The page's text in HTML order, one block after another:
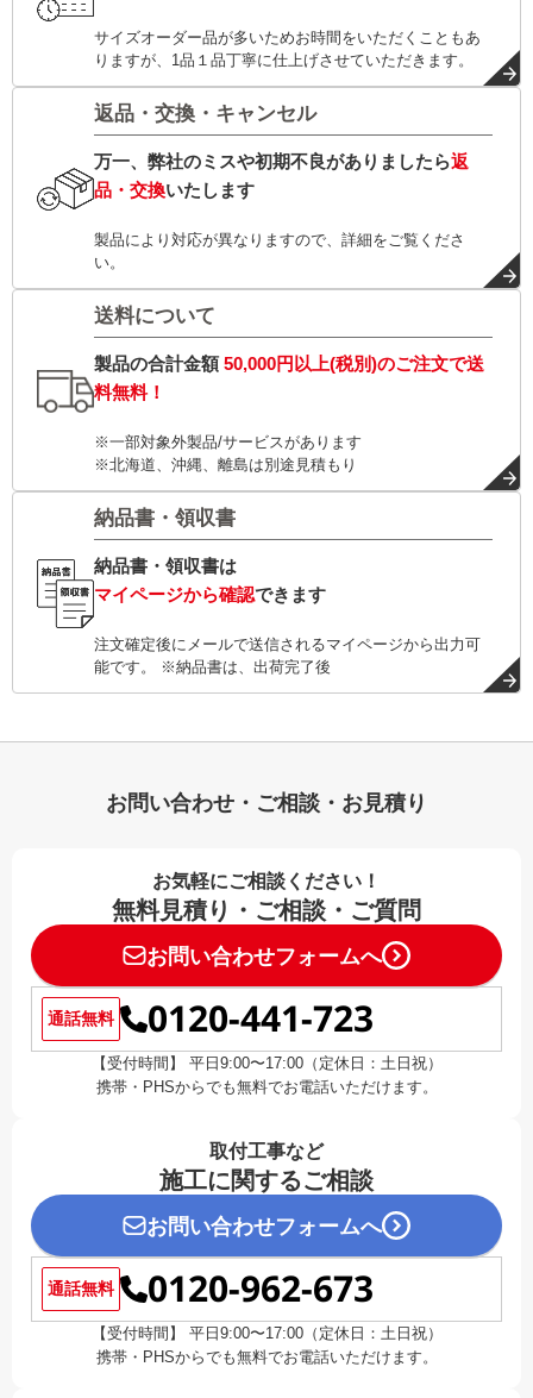
サイズオーダー品が多いためお時間をいただくこともあ
りますが、1品１品丁寧に仕上げさせていただきます。
返品・交換・キャンセル
万一、弊社のミスや初期不良がありましたら返
品・交換いたします
製品により対応が異なりますので、詳細をご覧くださ
い。
送料について
製品の合計金額50,000円以上(税別)のご注文で送
料無料！
※一部対象外製品/サービスがあります
※北海道、沖縄、離島は別途見積もり
納品書・領収書
納品書・領収書は
マイページから確認できます
注文確定後にメールで送信されるマイページから出力可
能です。 ※納品書は、出荷完了後
お問い合わせ・ご相談・お見積り
お気軽にご相談ください！
無料見積り・ご相談・ご質問
お問い合わせフォームへ
通話無料 0120-441-723
【受付時間】 平日9:00〜17:00（定休日：土日祝）
携帯・PHSからでも無料でお電話いただけます。
取付工事など
施工に関するご相談
お問い合わせフォームへ
通話無料 0120-962-673
【受付時間】 平日9:00〜17:00（定休日：土日祝）
携帯・PHSからでも無料でお電話いただけます。